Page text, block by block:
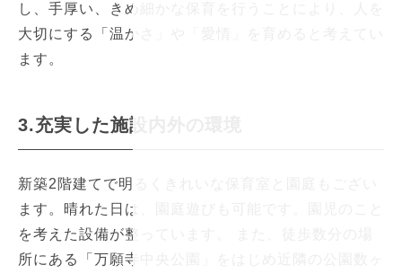
し、手厚い、きめ細かな保育を行うことにより、人を
大切にする「温かさ」や「愛情」を育めると考えてい
ます。
3.充実した施設内外の環境
新築2階建てで明るくきれいな保育室と園庭もござい
ます。晴れた日は、園庭遊びも可能です。園児のこと
を考えた設備が整っています。 また、徒歩数分の場
所にある「万願寺中央公園」をはじめ近隣の公園数ヶ